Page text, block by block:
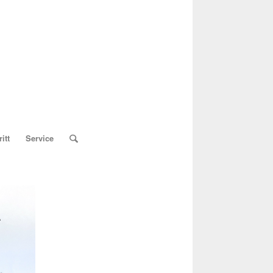
Service